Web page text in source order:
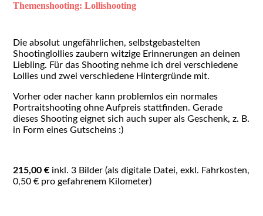
Themenshooting: Lollishooting
Die absolut ungefährlichen, selbstgebastelten
Shootinglollies zaubern witzige Erinnerungen an deinen
Liebling. Für das Shooting nehme ich drei verschiedene
Lollies und zwei verschiedene Hintergründe mit.
Vorher oder nacher kann problemlos ein normales
Portraitshooting ohne Aufpreis stattfinden. Gerade
dieses Shooting eignet sich auch super als Geschenk, z. B.
in Form eines Gutscheins :)
215,00 € inkl. 3 Bilder (als digitale Datei, exkl. Fahrkosten,
0,50 € pro gefahrenem Kilometer)